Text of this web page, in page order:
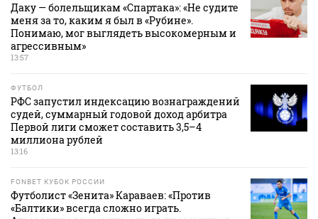
Даку — болельщикам «Спартака»: «Не судите
меня за то, каким я был в «Рубине».
Понимаю, мог выглядеть высокомерным и
агрессивным»
13:57
ФУТБОЛ
РФС запустил индексацию вознаграждений
судей, суммарный годовой доход арбитра
Первой лиги сможет составить 3,5–4
миллиона рублей
13:16
FONBET КУБОК РОССИИ
Футболист «Зенита» Караваев: «Против
«Балтики» всегда сложно играть.